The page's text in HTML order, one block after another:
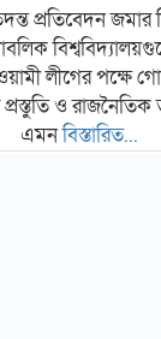
প্রতিবেদন জমার
লীগের পক্ষে
প্রস্তুতি ও
এমনবিস্তারিত...